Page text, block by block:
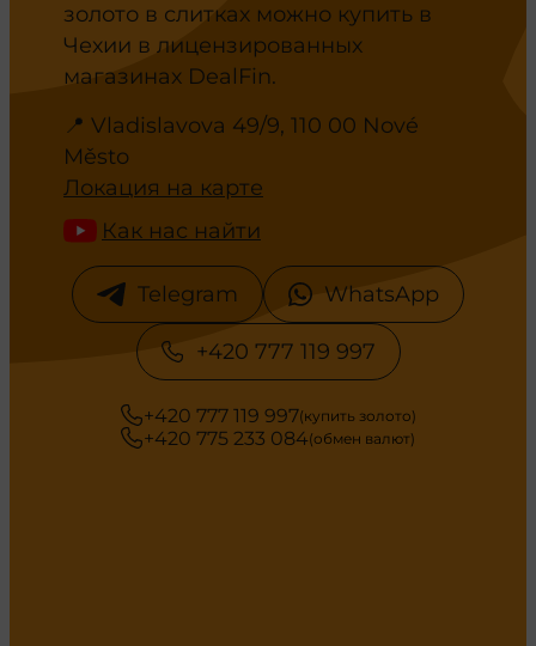
золото в слитках можно купить в
Чехии в лицензированных
магазинах DealFin.
📍 Vladislavova 49/9, 110 00 Nové
Město
Локация на карте
Как нас найти
Telegram WhatsApp
+420 777 119 997
+420 777 119 997(купить золото)
+420 775 233 084(обмен валют)